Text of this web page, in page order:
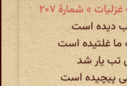
» شمارهٔ ۲۰۷
تب دیده است
غلتیده است
تب یار شد
پیچیده است